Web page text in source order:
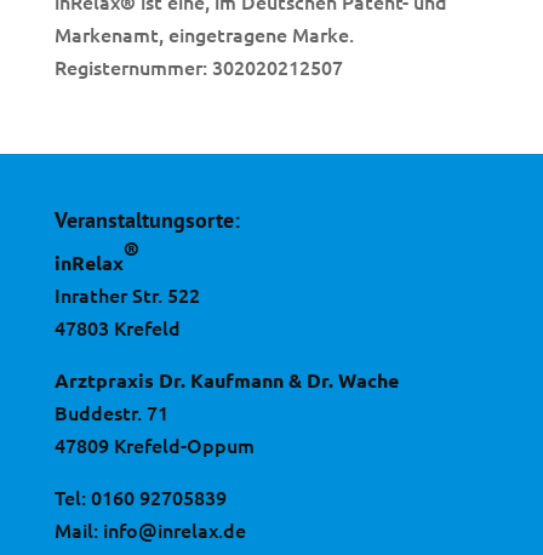
Markenamt, eingetragene Marke.
Registernummer: 302020212507
Veranstaltungsorte:
inRelax
®
Inrather Str. 522
47803 Krefeld
Arztpraxis Dr. Kaufmann & Dr. Wache
Buddestr. 71
47809 Krefeld-Oppum
Tel:0160 92705839
Mail: info@inrelax.de